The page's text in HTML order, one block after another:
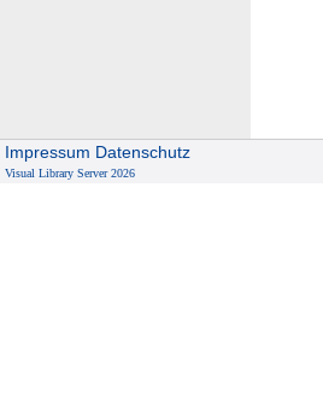
Impressum Datenschutz
Visual Library Server 2026